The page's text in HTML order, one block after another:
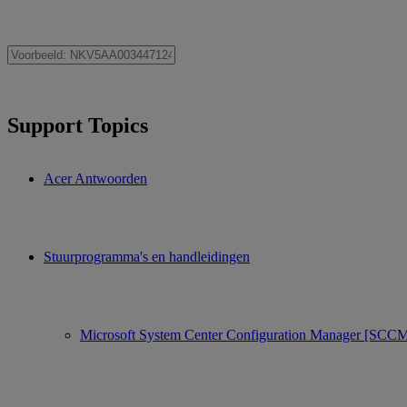
Support Topics
Acer Antwoorden
Stuurprogramma's en handleidingen
Microsoft System Center Configuration Manager